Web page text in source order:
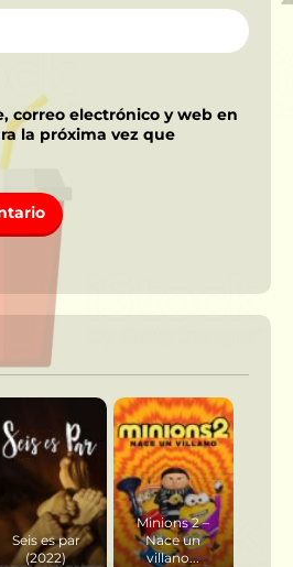
correo electrónico y web en
la próxima vez que
Seis es par
(2022)
Minions 2 –
Nace un
villano...